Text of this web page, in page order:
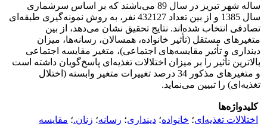
ساله شهر تبریز در سال 89 می‌باشند که بر اساس سرشماری
سال 1385 و از بین تعداد 432127 نفر، به روش نمونه‌گیری طبقه‌ای
تصادفی انتخاب شده‌اند. نتایج تحقیق نشان می‌دهد، از بین
متغیرهای مستقل (تأثیر خانواده، همسالان، رسانه‌ها، میزان
دینداری و تأثیر مقایسه‌های اجتماعی)، متغیر مقایسه اجتماعی
بالاترین تأثیر را بر میزان اختلالات تغذیه‌ای پاسخ‌گویان داشته است
و متغیرهای مذکور 34 درصد تغییرات متغیر وابسته (اختلال
تغذیه‌ای) را تبیین می‌نماید.
کلیدواژه‌ها
اختلالات تغذیه‌ای؛ خانواده؛ دینداری؛ رسانه؛ زنان.؛ مقایسه